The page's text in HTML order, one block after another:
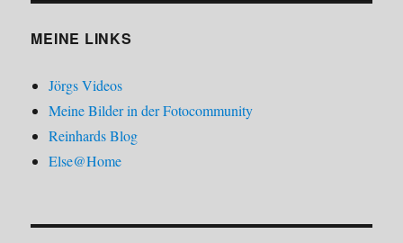
MEINE LINKS
Jörgs Videos
Meine Bilder in der Fotocommunity
Reinhards Blog
Else@Home